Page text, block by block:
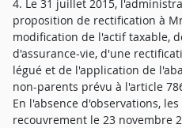
4. Le 31 juillet 2015,
proposition de rectification à
modification de l'actif taxable,
d'assurance-vie, d'une
légué et de l'application de
non-parents prévu à l'article
En l'absence d'observations,
recouvrement le 23 novembre